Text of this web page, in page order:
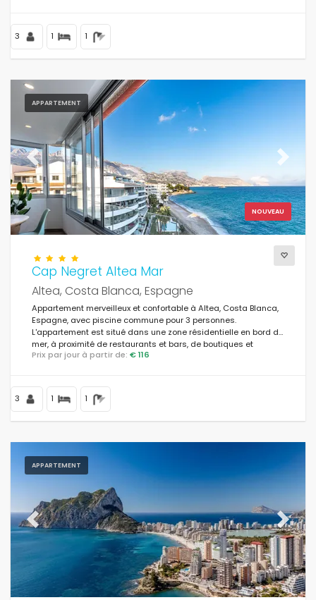
3 1 1
APPARTEMENT
NOUVEAU
Previous Next
Cap Negret Altea Mar
Altea, Costa Blanca, Espagne
Appartement merveilleux et confortable à Altea, Costa Blanca,
Espagne, avec piscine commune pour 3 personnes.
L'appartement est situé dans une zone résidentielle en bord de
mer, à proximité de restaurants et bars, de boutiques et
supermarchés, et à 25 m de la plage de Playa de la Olla.
Prix par jour à partir de: € 116
3 1 1
APPARTEMENT
Previous Next